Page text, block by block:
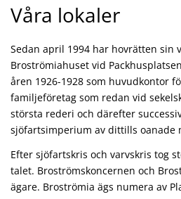
Våra lokaler
Sedan april 1994 har hovrätten sin
Broströmiahuset vid
åren 1926-1928 som huvudkontor
familjeföretag som redan vid
största rederi och därefter
sjöfartsimperium av dittills oanade
Efter sjöfartskris och varvskris tog
talet. Broströmskoncernen och
ägare. Broströmia ägs numera av